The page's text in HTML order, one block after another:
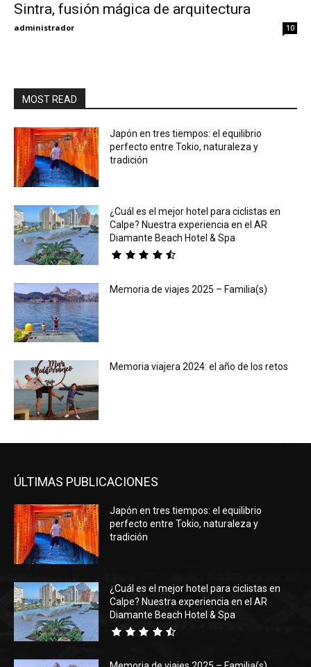
Sintra, fusión mágica de arquitectura
administrador 10
MOST READ
Japón en tres tiempos: el equilibrio
perfecto entre Tokio, naturaleza y
tradición
¿Cuál es el mejor hotel para ciclistas en
Calpe? Nuestra experiencia en el AR
Diamante Beach Hotel & Spa
Memoria de viajes 2025 – Familia(s)
Memoria viajera 2024: el año de los retos
ÚLTIMAS PUBLICACIONES
Japón en tres tiempos: el equilibrio
perfecto entre Tokio, naturaleza y
tradición
¿Cuál es el mejor hotel para ciclistas en
Calpe? Nuestra experiencia en el AR
Diamante Beach Hotel & Spa